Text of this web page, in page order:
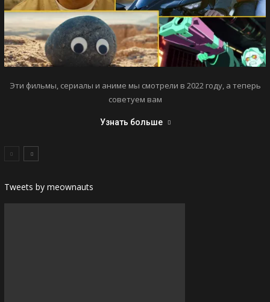
Эти фильмы, сериалы и аниме мы смотрели в 2022 году, а теперь
советуем вам
Узнать больше
Tweets by meownauts